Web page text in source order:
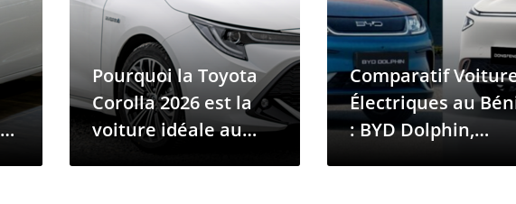
Pourquoi la Toyota
Corolla 2026 est la
voiture idéale au
Comparatif
Électriques au
: BYD Dolphin,